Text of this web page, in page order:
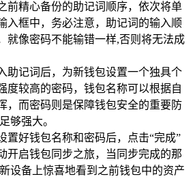
前精心备份的助记词顺序，依次将单
入框中，务必注意，助记词的输入顺
就像密码不能输错一样,否则将无法成
助记词后，为新钱包设置一个独具个
度较高的密码，钱包名称可以根据自
，而密码则是保障钱包安全的重要防
够强大。
置好钱包名称和密码后，点击“完成”
开启钱包同步之旅，当同步完成的那
设备上惊喜地看到之前钱包中的资产